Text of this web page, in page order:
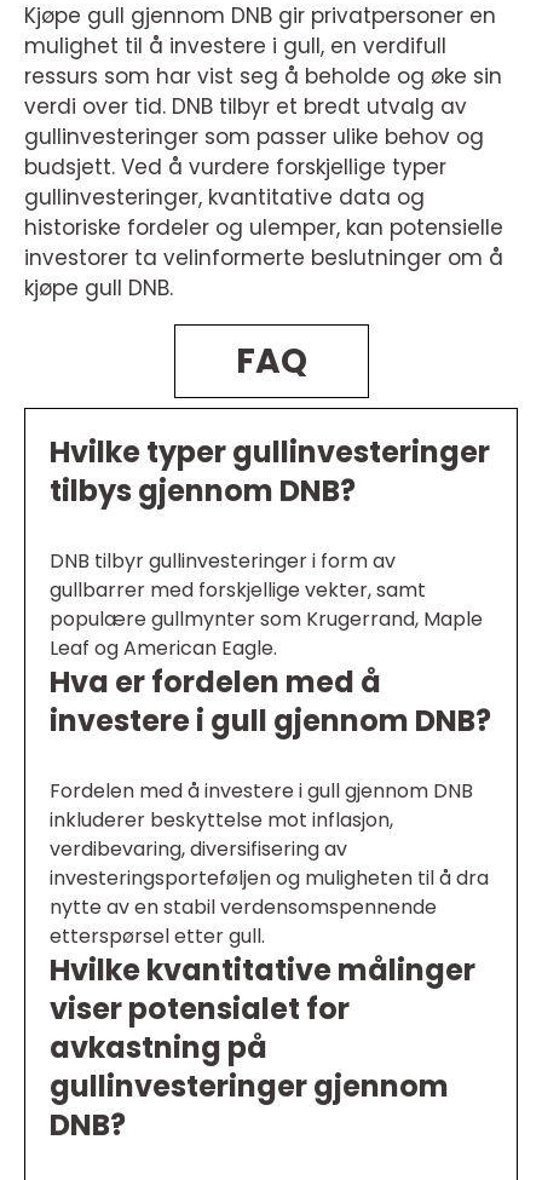
Kjøpe gull gjennom DNB gir privatpersoner en
mulighet til å investere i gull, en verdifull
ressurs som har vist seg å beholde og øke sin
verdi over tid. DNB tilbyr et bredt utvalg av
gullinvesteringer som passer ulike behov og
budsjett. Ved å vurdere forskjellige typer
gullinvesteringer, kvantitative data og
historiske fordeler og ulemper, kan potensielle
investorer ta velinformerte beslutninger om å
kjøpe gull DNB.
FAQ
Hvilke typer gullinvesteringer
tilbys gjennom DNB?
DNB tilbyr gullinvesteringer i form av
gullbarrer med forskjellige vekter, samt
populære gullmynter som Krugerrand, Maple
Leaf og American Eagle.
Hva er fordelen med å
investere i gull gjennom DNB?
Fordelen med å investere i gull gjennom DNB
inkluderer beskyttelse mot inflasjon,
verdibevaring, diversifisering av
investeringsporteføljen og muligheten til å dra
nytte av en stabil verdensomspennende
etterspørsel etter gull.
Hvilke kvantitative målinger
viser potensialet for
avkastning på
gullinvesteringer gjennom
DNB?